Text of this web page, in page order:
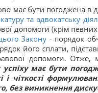
має бути погоджена в
та адвокатську
допомоги (крім
Закону - порядок
його сплати,
допомоги.
має бути
і чіткості
виникнення